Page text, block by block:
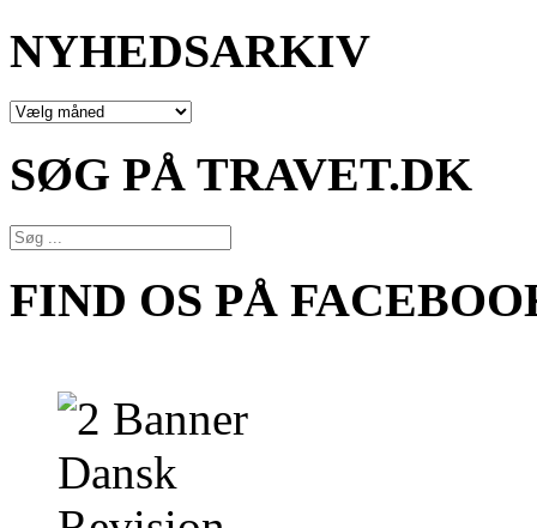
NYHEDSARKIV
NYHEDSARKIV
SØG PÅ TRAVET.DK
FIND OS PÅ